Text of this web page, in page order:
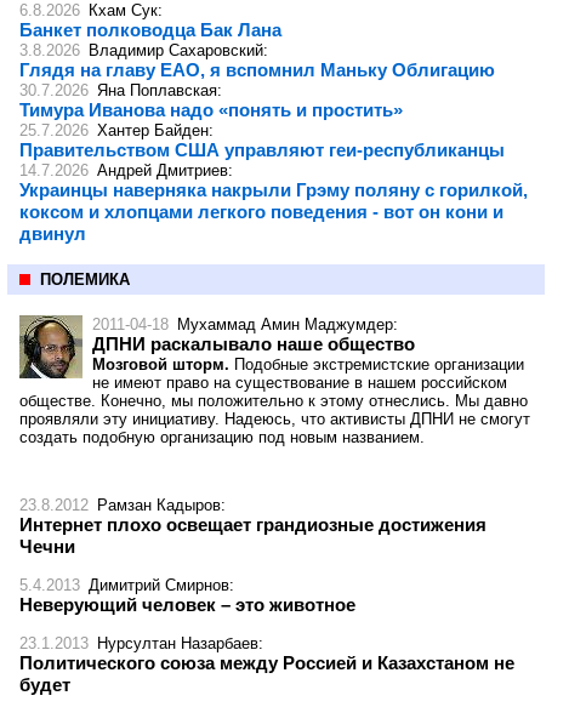
6.8.2026 Кхам Сук:
Банкет полководца Бак Лана
3.8.2026 Владимир Сахаровский:
Глядя на главу ЕАО, я вспомнил Маньку Облигацию
30.7.2026 Яна Поплавская:
Тимура Иванова надо «понять и простить»
25.7.2026 Хантер Байден:
Правительством США управляют геи-республиканцы
14.7.2026 Андрей Дмитриев:
Украинцы наверняка накрыли Грэму поляну с горилкой,
коксом и хлопцами легкого поведения - вот он кони и
двинул
ПОЛЕМИКА
2011-04-18 Мухаммад Амин Маджумдер:
ДПНИ раскалывало наше общество
Мозговой шторм. Подобные экстремистские организации
не имеют право на существование в нашем российском
обществе. Конечно, мы положительно к этому отнеслись. Мы давно
проявляли эту инициативу. Надеюсь, что активисты ДПНИ не смогут
создать подобную организацию под новым названием.
23.8.2012 Рамзан Кадыров:
Интернет плохо освещает грандиозные достижения
Чечни
5.4.2013 Димитрий Смирнов:
Неверующий человек – это животное
23.1.2013 Нурсултан Назарбаев:
Политического союза между Россией и Казахстаном не
будет